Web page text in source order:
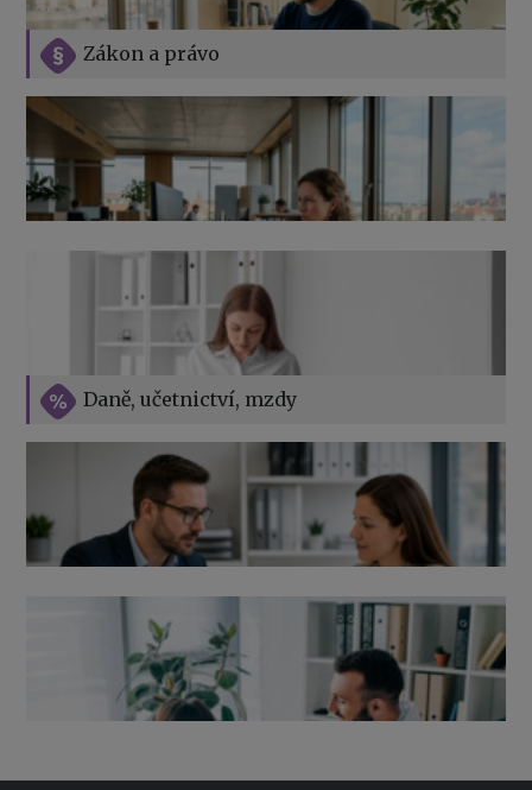
Daně, učetnictví, mzdy
Zákon a právo
Vše o překážkách v práci na straně zaměstnavatele
Výpověď ze zdravotních důvodů 2026 – průvodce pro
zaměstnavatele
Jak na podnikání při rodičovské dovolené
Přehledy pro OSSZ a zdravotní pojišťovny – jak na ně
v roce 2026